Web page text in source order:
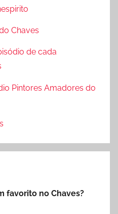
Chaves
de cada
Pintores Amadores do
favorito no Chaves?